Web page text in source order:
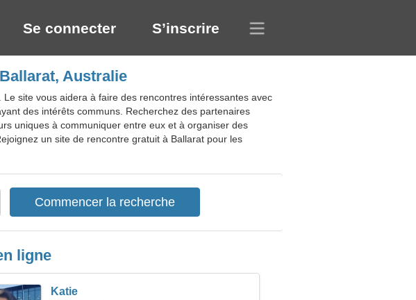
Se connecter S’inscrire
Australie
site vous aidera à faire des rencontres intéressantes avec
des intérêts communs. Recherchez des partenaires
uniques à communiquer entre eux et à organiser des
un site de rencontre gratuit à Ballarat pour les
ligne
Katie